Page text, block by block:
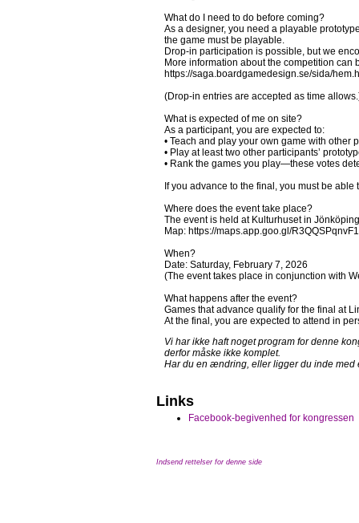
What do I need to do before coming?
As a designer, you need a playable
the game must be playable.
Drop-in participation is possible, but we
More information about the competition can
https://saga.boardgamedesign.se/sida/
(Drop-in entries are accepted as time
What is expected of me on site?
As a participant, you are expected to:
• Teach and play your own game with other
• Play at least two other participants’
• Rank the games you play—these votes
If you advance to the final, you must be
Where does the event take place?
The event is held at Kulturhuset in
Map: https://maps.app.goo.gl/
When?
Date: Saturday, February 7, 2026
(The event takes place in conjunction with
What happens after the event?
Games that advance qualify for the final at
At the final, you are expected to attend in
Vi har ikke haft noget program for denne
derfor måske ikke komplet.
Har du en ændring, eller ligger du inde med
Links
Facebook-begivenhed for kongressen
Indsend rettelser for denne side